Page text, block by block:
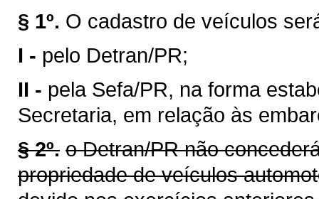
§ 1º. O cadastro de veículos
I - pelo Detran/PR;
II - pela Sefa/PR, na forma
Secretaria, em relação às
§ 2º. o Detran/PR não
propriedade de veículos